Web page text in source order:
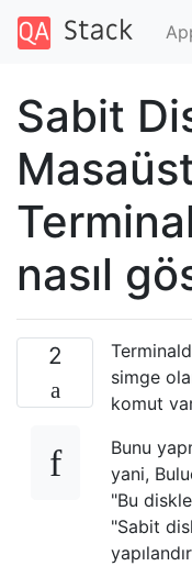
Sabit
nasıl
2
simge
komut
Bunu
yani,
"Bu
"Sabit